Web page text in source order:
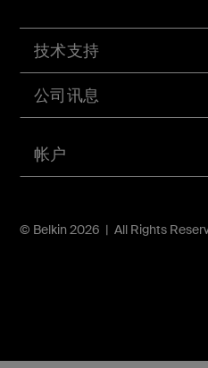
帐户
技术支持
公司讯息
© Belkin 2026 | All Rights